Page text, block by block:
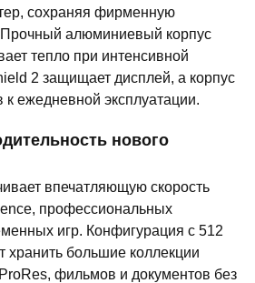
сохраняя фирменную
Прочный алюминиевый корпус
тепло при интенсивной
2 защищает дисплей, а корпус
к ежедневной эксплуатации.
нового
впечатляющую скорость
профессиональных
игр. Конфигурация с 512
хранить большие коллекции
фильмов и документов без